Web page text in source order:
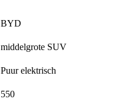
BYD
middelgrote SUV
Puur elektrisch
550